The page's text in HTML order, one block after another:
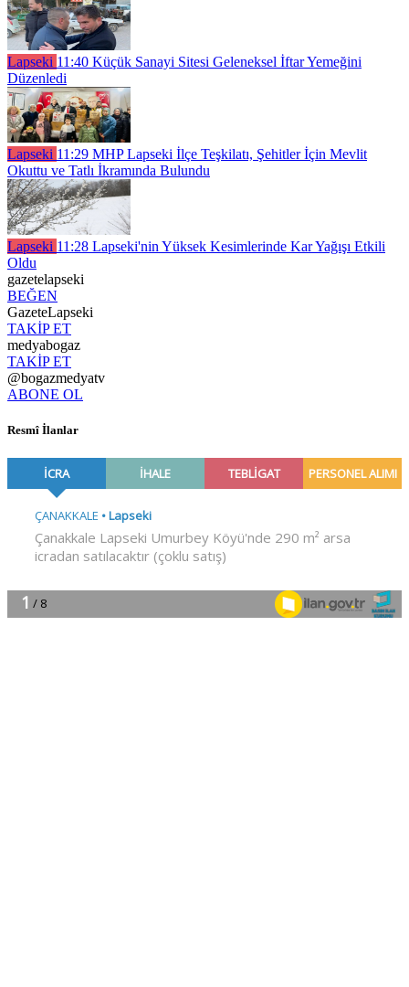
Lapseki 11:40 Küçük Sanayi Sitesi Geleneksel İftar Yemeğini
Düzenledi
Lapseki 11:29 MHP Lapseki İlçe Teşkilatı, Şehitler İçin Mevlit
Okuttu ve Tatlı İkramında Bulundu
Lapseki 11:28 Lapseki'nin Yüksek Kesimlerinde Kar Yağışı Etkili
Oldu
gazetelapseki
BEĞEN
GazeteLapseki
TAKİP ET
medyabogaz
TAKİP ET
@bogazmedyatv
ABONE OL
Resmî İlanlar